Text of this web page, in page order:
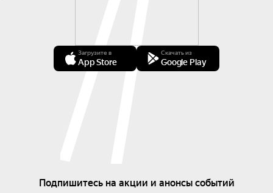
Загрузите в
App Store
Скачать из
Google Play
Подпишитесь на акции и анонсы событий